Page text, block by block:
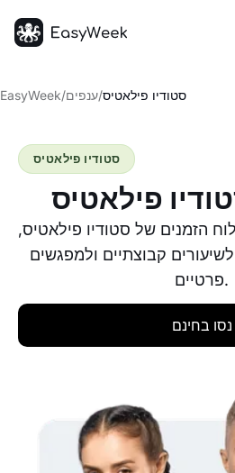
EasyWeek/ענפים/סטודיו פילאטיס
פילאטיס
הזמנים של סטודיו פילאטיס,
קבוצתיים ולמפגשים
פרטיים.
סטודיו פילאטיס
נסו בחינם